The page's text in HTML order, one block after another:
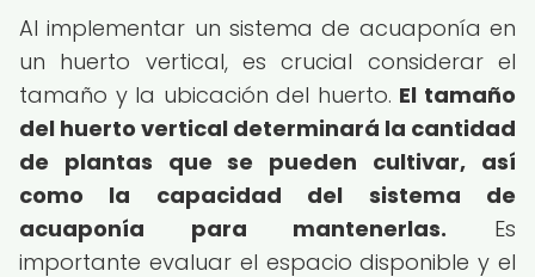
Al implementar un sistema de acuaponía en
un huerto vertical, es crucial considerar el
tamaño y la ubicación del huerto. El tamaño
del huerto vertical determinará la cantidad
de plantas que se pueden cultivar, así
como la capacidad del sistema de
acuaponía para mantenerlas. Es
importante evaluar el espacio disponible y el